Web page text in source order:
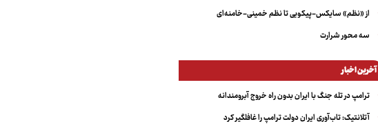
از «نظم» سایکس-پیکویی تا نظم خمینی-خامنه‌ای
سه‌ محور شرارت
آخرین اخبار
ترامپ در تله جنگ با ایران بدون راه خروج آبرومندانه
آتلانتیک: تاب‌آوری ایران دولت ترامپ را غافلگیر کرد